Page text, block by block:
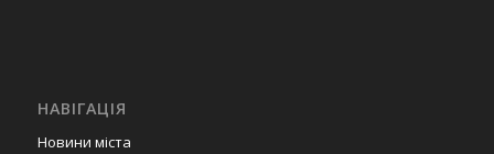
НАВІГАЦІЯ
Новини міста